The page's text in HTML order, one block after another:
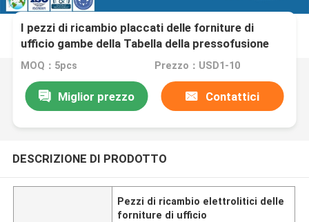
I pezzi di ricambio placcati delle forniture di
ufficio gambe della Tabella della pressofusione
MOQ：5pcs Prezzo：USD1-10
Miglior prezzo Contattici
DESCRIZIONE DI PRODOTTO
Pezzi di ricambio elettrolitici delle
forniture di ufficio